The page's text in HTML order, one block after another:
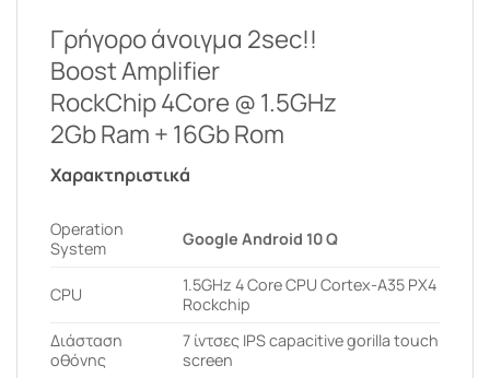
Γρήγορο άνοιγμα 2sec!!
Boost Amplifier
RockChip 4Core @ 1.5GHz
2Gb Ram + 16Gb Rom
Χαρακτηριστικά
Operation
System
Google Android 10 Q
CPU
1.5GHz 4 Core CPU Cortex-A35 PX4
Rockchip
Διάσταση
οθόνης
7 ίντσες IPS capacitive gorilla touch
screen